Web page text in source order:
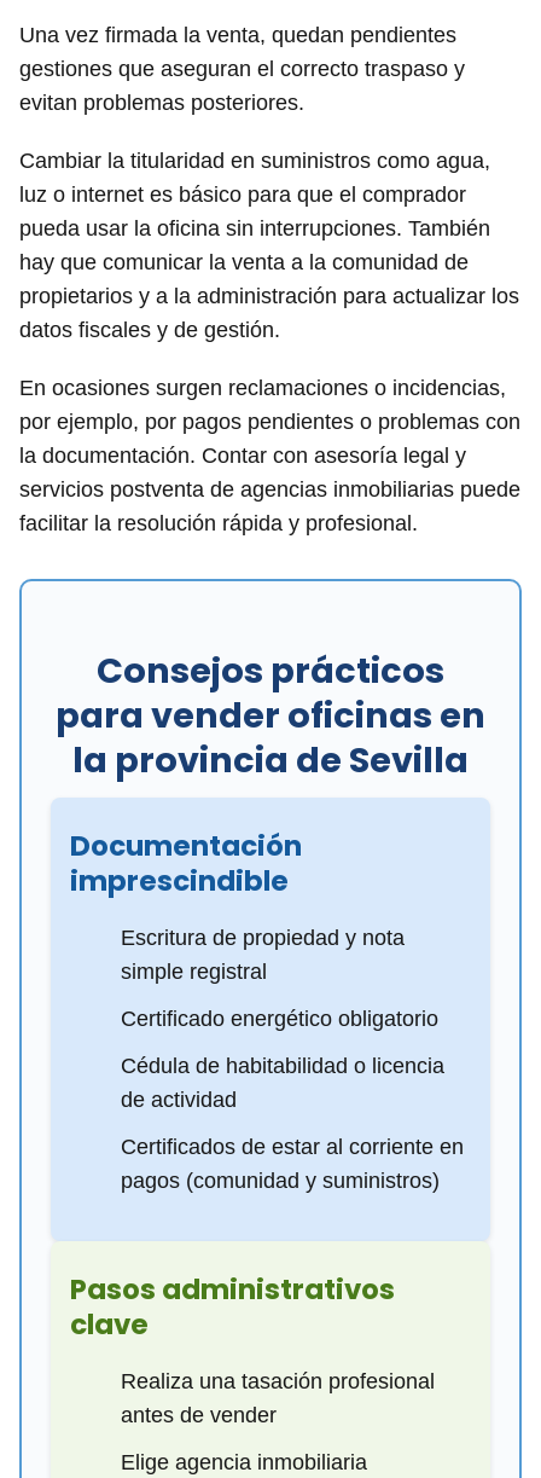
Una vez firmada la venta, quedan pendientes
gestiones que aseguran el correcto traspaso y
evitan problemas posteriores.
Cambiar la titularidad en suministros como agua,
luz o internet es básico para que el comprador
pueda usar la oficina sin interrupciones. También
hay que comunicar la venta a la comunidad de
propietarios y a la administración para actualizar los
datos fiscales y de gestión.
En ocasiones surgen reclamaciones o incidencias,
por ejemplo, por pagos pendientes o problemas con
la documentación. Contar con asesoría legal y
servicios postventa de agencias inmobiliarias puede
facilitar la resolución rápida y profesional.
Consejos prácticos
para vender oficinas en
la provincia de Sevilla
Documentación
imprescindible
Escritura de propiedad y nota
simple registral
Certificado energético obligatorio
Cédula de habitabilidad o licencia
de actividad
Certificados de estar al corriente en
pagos (comunidad y suministros)
Pasos administrativos
clave
Realiza una tasación profesional
antes de vender
Elige agencia inmobiliaria